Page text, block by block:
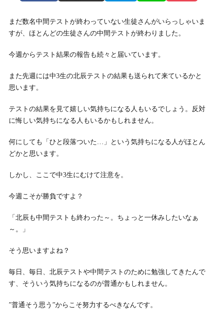
まだ数名中間テストが終わっていない生徒さんがいらっしゃいま
すが、ほとんどの生徒さんの中間テストが終わりました。
今週からテスト結果の報告も続々と届いています。
また先週には中3生の北辰テストの結果も送られて来ているかと
思います。
テストの結果を見て嬉しい気持ちになる人もいるでしょう。反対
に悔しい気持ちになる人もいるかもしれません。
何にしても「ひと段落ついた…」という気持ちになる人がほとん
どかと思います。
しかし、ここで中3生にむけて注意を。
今週こそが勝負ですよ？
「北辰も中間テストも終わった～。ちょっと一休みしたいなぁ
～。」
そう思いますよね？
毎日、毎日、北辰テストや中間テストのために勉強してきたんで
す、そういう気持ちになるのが普通かもしれません。
”普通そう思う”からこそ努力するべきなんです。